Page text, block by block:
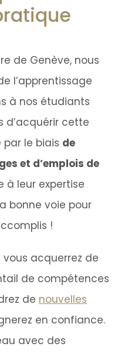
de Genève, nous
l’apprentissage
à nos étudiants
d’acquérir cette
le biais de
et d’emplois de
à leur expertise
bonne voie pour
!
acquerrez de
de compétences
de nouvelles
en confiance.
avec des